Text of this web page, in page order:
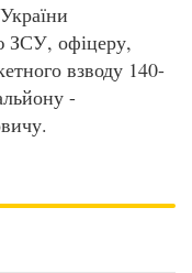
ЗСУ, офіцеру,
взводу 140-
-